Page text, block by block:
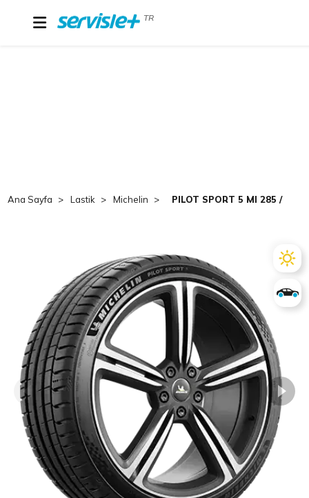
TR
Ana Sayfa Lastik Michelin PILOT SPORT 5 MI 285 / 40